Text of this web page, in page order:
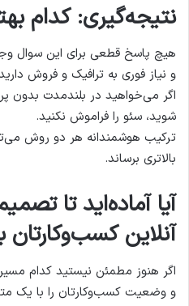
نتیجه‌گیری: کدام
هیچ پاسخ قطعی برای این سوال
و نیاز فوری به ترافیک و فروش
اگر می‌خواهید در بلندمدت بدون
شوید، سئو را فراموش نکنید.
ترکیب هوشمندانه هر دو روش
بالاتری برساند.
آیا آماده‌اید تا
آنلاین کسب‌وکارتان
اگر هنوز مطمئن نیستید کدام
و وضعیت کسب‌وکارتان را با یک